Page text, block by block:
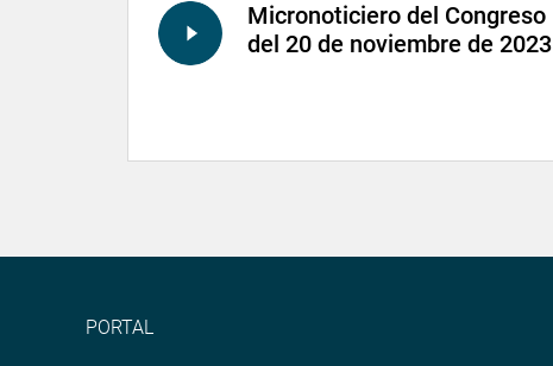
Micronoticiero del Congreso
del 20 de noviembre de 2023
PORTAL